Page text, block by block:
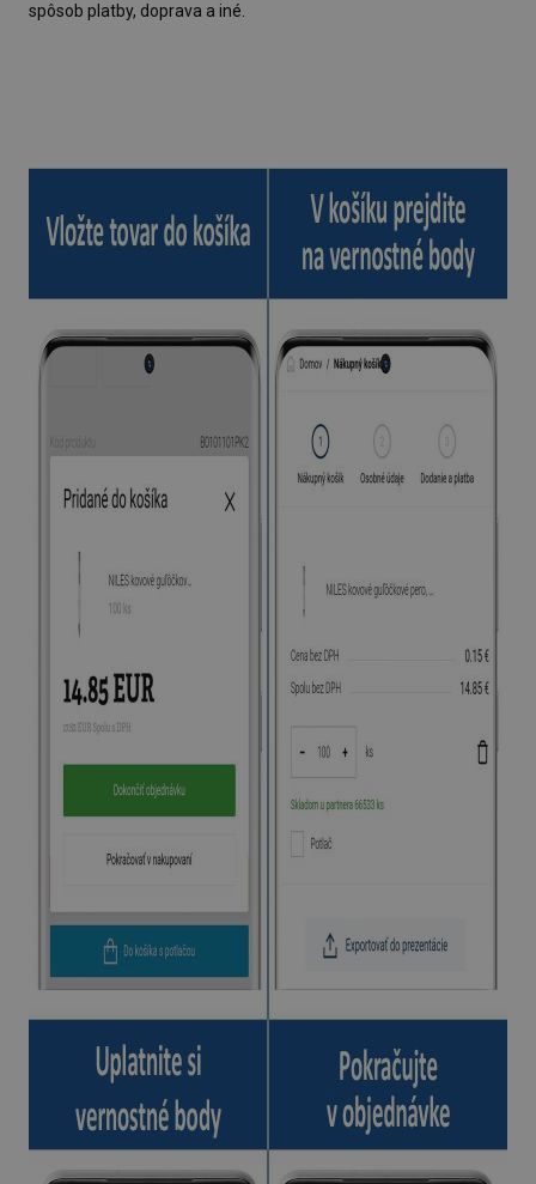
spôsob platby, doprava a iné.